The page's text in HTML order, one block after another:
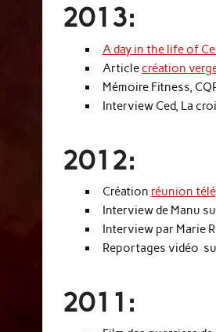
2013:
A day in the life of
Articlecréation
Mémoire Fitness,
Interview Ced, La
2012:
Création réunion
Interview de Manu
Interview par Marie
Reportages vidéo
2011: